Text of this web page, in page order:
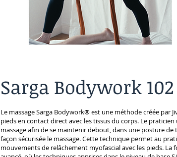
Sarga Bodywork 102
Le massage Sarga Bodywork® est une méthode créée par
pieds en contact direct avec les tissus du corps. Le
massage afin de se maintenir debout, dans une posture
façon sécurisée le massage. Cette technique permet au
mouvements de relâchement myofascial avec les pieds. La